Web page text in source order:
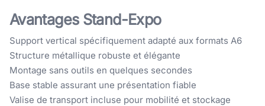
Avantages Stand-Expo
Support vertical spécifiquement adapté aux formats A6
Structure métallique robuste et élégante
Montage sans outils en quelques secondes
Base stable assurant une présentation fiable
Valise de transport incluse pour mobilité et stockage